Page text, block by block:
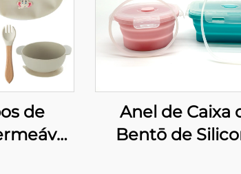
de
Anel de Caixa
Bentō de